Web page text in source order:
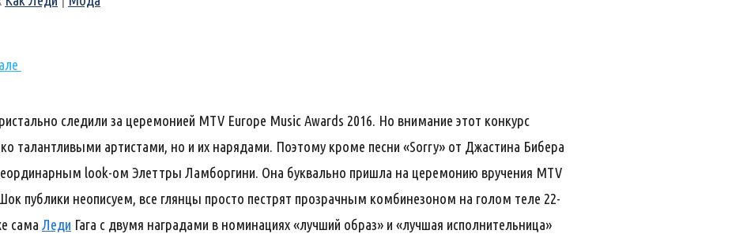
следили за церемонией MTV Europe Music Awards 2016. Но внимание этот конкурс
талантливыми артистами, но и их нарядами. Поэтому кроме песни «Sorry» от Джастина Бибера
look-ом Элеттры Ламборгини. Она буквально пришла на церемонию вручения MTV
публики неописуем, все глянцы просто пестрят прозрачным комбинезоном на голом теле 22-
сама Леди Гага с двумя наградами в номинациях «лучший образ» и «лучшая исполнительница»